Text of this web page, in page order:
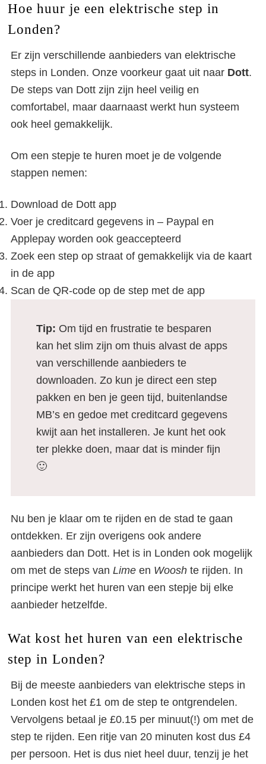
Hoe huur je een elektrische step in
Londen?
Er zijn verschillende aanbieders van elektrische
steps in Londen. Onze voorkeur gaat uit naar Dott.
De steps van Dott zijn zijn heel veilig en
comfortabel, maar daarnaast werkt hun systeem
ook heel gemakkelijk.
Om een stepje te huren moet je de volgende
stappen nemen:
Download de Dott app
Voer je creditcard gegevens in – Paypal en
Applepay worden ook geaccepteerd
Zoek een step op straat of gemakkelijk via de kaart
in de app
Scan de QR-code op de step met de app
Tip: Om tijd en frustratie te besparen
kan het slim zijn om thuis alvast de apps
van verschillende aanbieders te
downloaden. Zo kun je direct een step
pakken en ben je geen tijd, buitenlandse
MB’s en gedoe met creditcard gegevens
kwijt aan het installeren. Je kunt het ook
ter plekke doen, maar dat is minder fijn
🙂
Nu ben je klaar om te rijden en de stad te gaan
ontdekken. Er zijn overigens ook andere
aanbieders dan Dott. Het is in Londen ook mogelijk
om met de steps van Lime en Woosh te rijden. In
principe werkt het huren van een stepje bij elke
aanbieder hetzelfde.
Wat kost het huren van een elektrische
step in Londen?
Bij de meeste aanbieders van elektrische steps in
Londen kost het £1 om de step te ontgrendelen.
Vervolgens betaal je £0.15 per minuut(!) om met de
step te rijden. Een ritje van 20 minuten kost dus £4
per persoon. Het is dus niet heel duur, tenzij je het